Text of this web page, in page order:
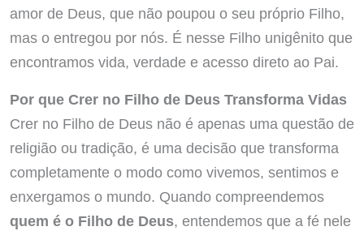
amor de Deus, que não poupou o seu próprio Filho,
mas o entregou por nós. É nesse Filho unigênito que
encontramos vida, verdade e acesso direto ao Pai.
Por que Crer no Filho de Deus Transforma Vidas
Crer no Filho de Deus não é apenas uma questão de
religião ou tradição, é uma decisão que transforma
completamente o modo como vivemos, sentimos e
enxergamos o mundo. Quando compreendemos
quem é o Filho de Deus, entendemos que a fé nele